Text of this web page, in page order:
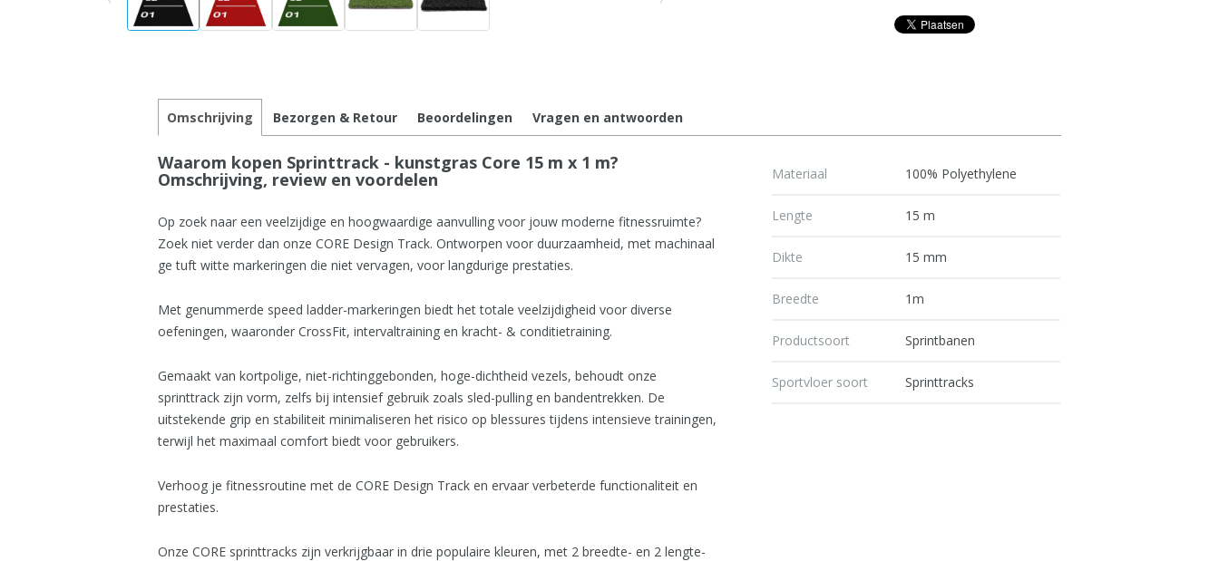
Omschrijving Bezorgen & Retour Beoordelingen Vragen en antwoorden
Waarom kopen Sprinttrack - kunstgras Core 15 m x 1 m?
Omschrijving, review en voordelen
Op zoek naar een veelzijdige en hoogwaardige aanvulling voor jouw moderne fitnessruimte?
Zoek niet verder dan onze CORE Design Track. Ontworpen voor duurzaamheid, met machinaal
ge tuft witte markeringen die niet vervagen, voor langdurige prestaties.
Met genummerde speed ladder-markeringen biedt het totale veelzijdigheid voor diverse
oefeningen, waaronder CrossFit, intervaltraining en kracht- & conditietraining.
Gemaakt van kortpolige, niet-richtinggebonden, hoge-dichtheid vezels, behoudt onze
sprinttrack zijn vorm, zelfs bij intensief gebruik zoals sled-pulling en bandentrekken. De
uitstekende grip en stabiliteit minimaliseren het risico op blessures tijdens intensieve trainingen,
terwijl het maximaal comfort biedt voor gebruikers.
Verhoog je fitnessroutine met de CORE Design Track en ervaar verbeterde functionaliteit en
prestaties.
Onze CORE sprinttracks zijn verkrijgbaar in drie populaire kleuren, met 2 breedte- en 2 lengte-
Materiaal 100% Polyethylene
Lengte 15 m
Dikte 15 mm
Breedte 1m
Productsoort Sprintbanen
Sportvloer soort Sprinttracks